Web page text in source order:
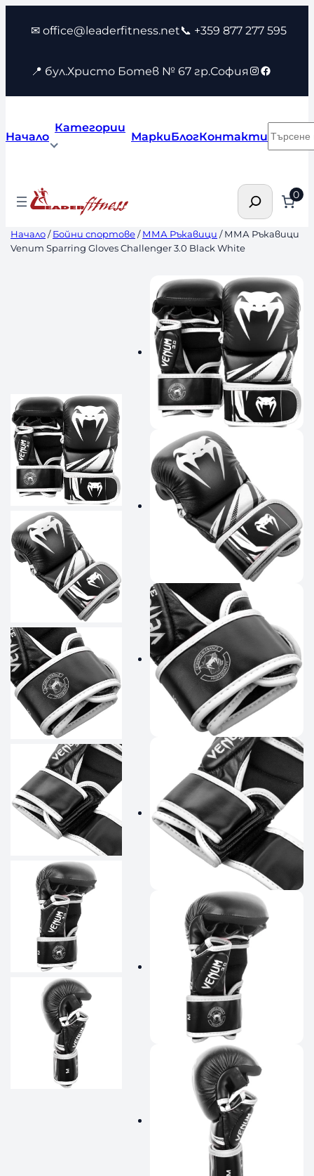
съдържанието
✉ office@leaderfitness.net📞 +359 877 277 595
📍 бул.Христо Ботев № 67 гр.София Instagram
Facebook
Начало
Категории
МаркиБлогКонтакти
Търсене 0
Начало/Бойни спортове/ММА Ръкавици / ММА Ръкавици
Venum Sparring Gloves Challenger 3.0 Black White